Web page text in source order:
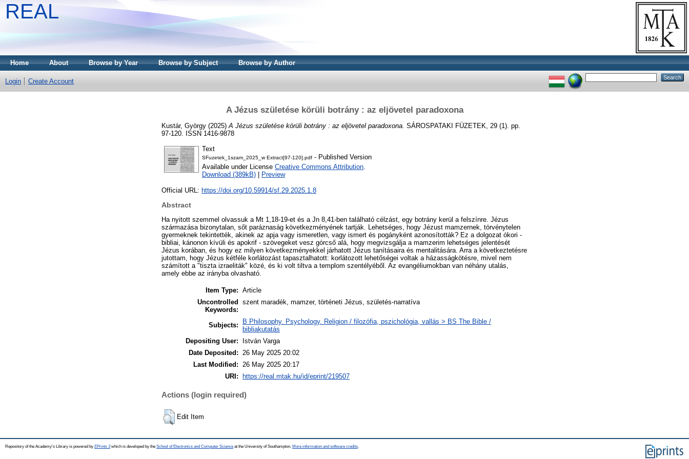
REAL
Home About Browse by Year Browse by Subject Browse by Author
Login Create Account
A Jézus születése körüli botrány : az eljövetel paradoxona
Kustár, György (2025) A Jézus születése körüli botrány : az eljövetel paradoxona. SÁROSPATAKI FÜZETEK, 29 (1). pp.
97-120. ISSN 1416-9878
Text
SFuzetek_1szam_2025_w Extract[97-120].pdf - Published Version
Available under License Creative Commons Attribution.
Download (389kB)
Preview
Official URL: https://doi.org/10.59914/sf.29.2025.1.8
Abstract
Ha nyitott szemmel olvassuk a Mt 1,18-19-et és a Jn 8,41-ben található célzást, egy botrány kerül a felszínre. Jézus
származása bizonytalan, sőt paráznaság következményének tartják. Lehetséges, hogy Jézust mamzernek, törvénytelen
gyermeknek tekintették, akinek az apja vagy ismeretlen, vagy ismert és pogányként azonosították? Ez a dolgozat ókori -
bibliai, kánonon kívüli és apokrif - szövegeket vesz górcső alá, hogy megvizsgálja a mamzerim lehetséges jelentését
Jézus korában, és hogy ez milyen következményekkel járhatott Jézus tanításaira és mentalitására. Arra a következtetésre
jutottam, hogy Jézus kétféle korlátozást tapasztalhatott: korlátozott lehetőségei voltak a házasságkötésre, mivel nem
számított a "tiszta izraeliták" közé, és ki volt tiltva a templom szentélyéből. Az evangéliumokban van néhány utalás,
amely ebbe az irányba olvasható.
Item Type: Article
Uncontrolled
Keywords:
szent maradék, mamzer, történeti Jézus, születés-narratíva
Subjects:
B Philosophy. Psychology. Religion / filozófia, pszichológia, vallás > BS The Bible /
bibliakutatás
Depositing User:
István Varga
Date Deposited:
26 May 2025 20:02
Last Modified:
26 May 2025 20:17
URI:
https://real.mtak.hu/id/eprint/219507
Actions (login required)
Edit Item
Repository of the Academy's Library is powered by EPrints 3which is developed by the School of Electronics and Computer Science at the University of Southampton. More information and software credits